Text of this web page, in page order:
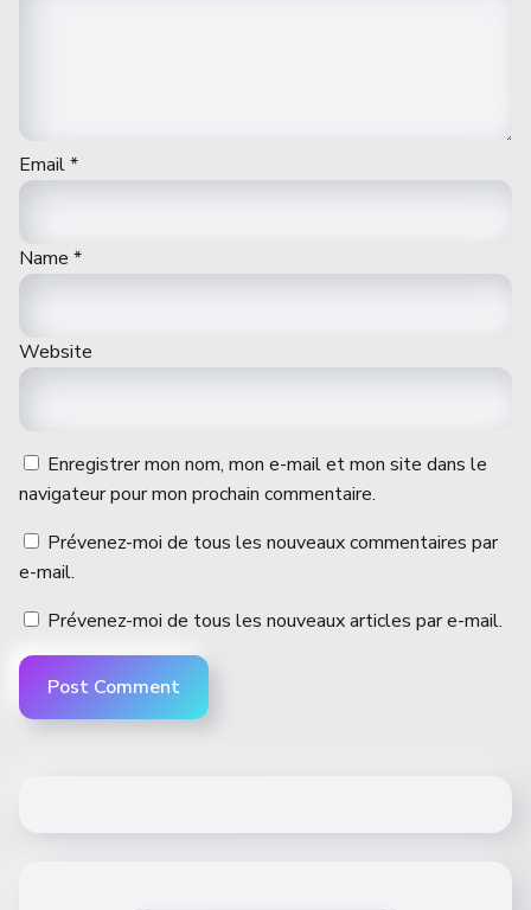
Email*
Name *
Website
Enregistrer mon nom, mon e-mail et mon site dans le
navigateur pour mon prochain commentaire.
Prévenez-moi de tous les nouveaux commentaires par
e-mail.
Prévenez-moi de tous les nouveaux articles par e-mail.